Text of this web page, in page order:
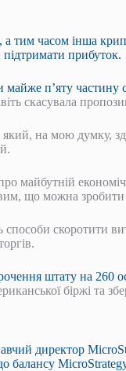
а тим часом інша
прибуток.
майже п’яту частину
скасувала
на мою думку,
майбутній
що можна
скоротити
штату на 260
біржі та
директор
MicroStrategy